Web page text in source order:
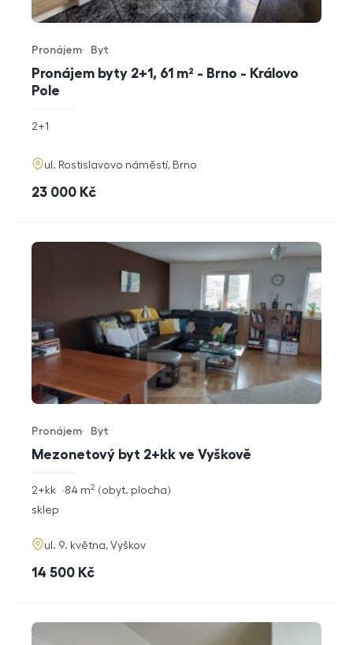
Pronájem byty 2+1, 61 m² - Brno - Královo
Pole
Typ nabídky
Pronájem
Typ nemovitosti
Byt
rozměry
dispozice
2+1
adresa
ul. Rostislavovo náměstí, Brno
cena
23 000 Kč
Mezonetový byt 2+kk ve Vyškově
Typ nabídky
Pronájem
Typ nemovitosti
Byt
rozměry
2+kk obyt. plocha
84 m2
funkce
sklep
adresa
ul. 9. května, Vyškov
cena
14 500 Kč